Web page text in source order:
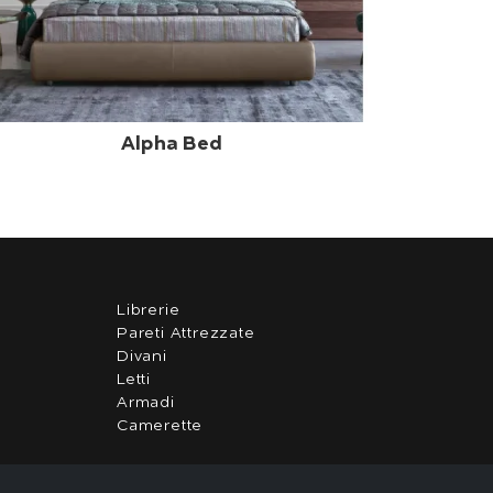
Alpha Bed
Librerie
Pareti Attrezzate
Divani
Letti
Armadi
Camerette